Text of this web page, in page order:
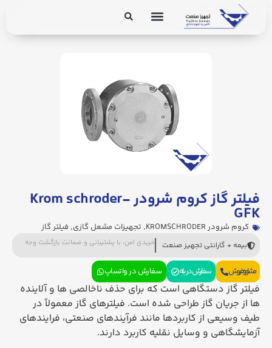
فیلتر گاز کروم شرودر Krom schroder-
GFK
کروم شرودر KROMSCHRODER , تجهیزات مشعل گازی, فیلتر گاز
بیمه + گارانتی تجهیز صنعت خریدی امن، با پشتیبانی و ضمانت بازگشت وجه
مشاوره فروش سفارش در بله سفارش در واتساپ
فیلتر گاز دستگاهی است که برای حذف ناخالصی ها و آلاینده
ها از جریان گاز طراحی شده است. فیلترهای گاز معمولاً در
طیف وسیعی از کاربردها مانند فرآیندهای صنعتی، فرایندهای
آزمایشگاهی و وسایل نقلیه کاربرد دارند.